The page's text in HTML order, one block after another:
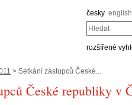
česky english
Hledat
rozšířené
> Setkání zástupců České...
České republiky v